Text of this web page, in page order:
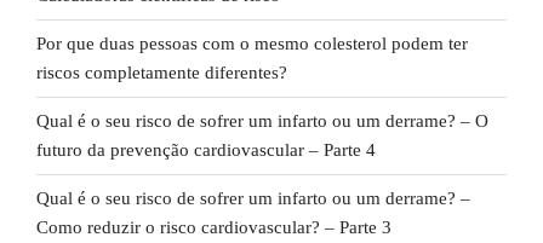
Por que duas pessoas com o mesmo colesterol podem ter
riscos completamente diferentes?
Qual é o seu risco de sofrer um infarto ou um derrame? – O
futuro da prevenção cardiovascular – Parte 4
Qual é o seu risco de sofrer um infarto ou um derrame? –
Como reduzir o risco cardiovascular? – Parte 3